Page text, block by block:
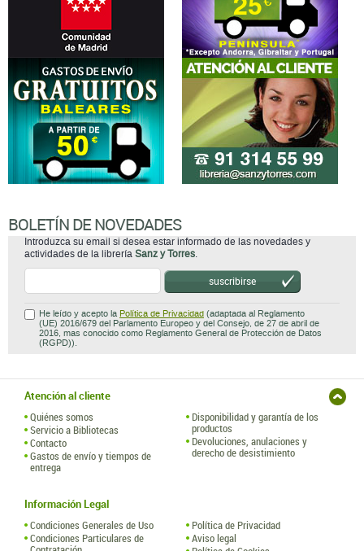
BOLETÍN DE NOVEDADES
Introduzca su email si desea estar informado de las novedades y
actividades de la librería Sanz y Torres.
suscribirse
He leído y acepto la Política de Privacidad (adaptada al Reglamento
(UE) 2016/679 del Parlamento Europeo y del Consejo, de 27 de abril de
2016, mas conocido como Reglamento General de Protección de Datos
(RGPD)).
Atención al cliente
Quiénes somos
Servicio a Bibliotecas
Contacto
Gastos de envío y tiempos de
entrega
Disponibilidad y garantía de los
productos
Devoluciones, anulaciones y
derecho de desistimiento
Información Legal
Condiciones Generales de Uso
Condiciones Particulares de
Política de Privacidad
Aviso legal